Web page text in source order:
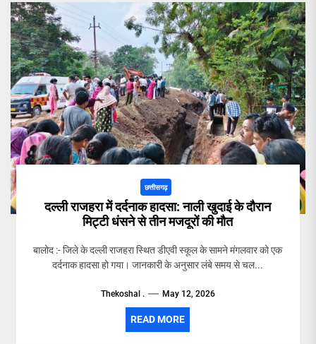
छत्तीसगढ़
दल्ली राजहरा में दर्दनाक हादसा: नाली खुदाई के दौरान
मिट्टी धंसने से तीन मजदूरों की मौत
बालोद :- जिले के दल्ली राजहरा स्थित डीएवी स्कूल के सामने मंगलवार को एक
दर्दनाक हादसा हो गया। जानकारी के अनुसार लंबे समय से चल...
Thekoshal . May 12, 2026
READ MORE